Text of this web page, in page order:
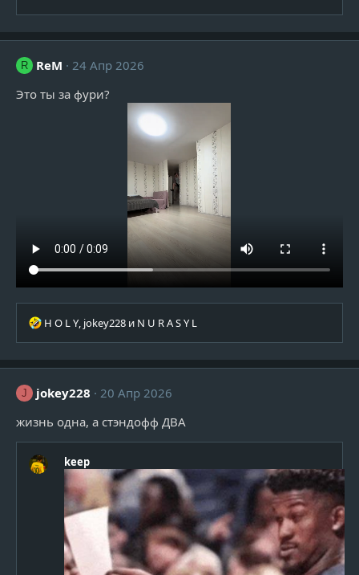
R ReM
24 Апр 2026
Это ты за фури?
Р
к
и
:
H O L Y, jokey228 и N U R A S Y L
J jokey228
20 Апр 2026
жизнь одна, а стэндофф ДВА
keep